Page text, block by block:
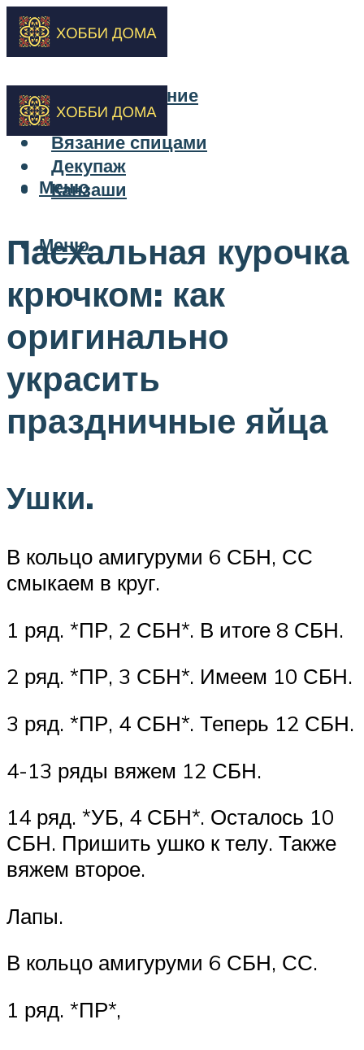
Бисероплетение
Вышивка
Вязание спицами
Декупаж
Канзаши
Меню
Меню
Пасхальная курочка
крючком: как
оригинально
украсить
праздничные яйца
Ушки.
В кольцо амигуруми 6 СБН, СС
смыкаем в круг.
1 ряд. *ПР, 2 СБН*. В итоге 8 СБН.
2 ряд. *ПР, 3 СБН*. Имеем 10 СБН.
3 ряд. *ПР, 4 СБН*. Теперь 12 СБН.
4-13 ряды вяжем 12 СБН.
14 ряд. *УБ, 4 СБН*. Осталось 10
СБН. Пришить ушко к телу. Также
вяжем второе.
Лапы.
В кольцо амигуруми 6 СБН, СС.
1 ряд. *ПР*,